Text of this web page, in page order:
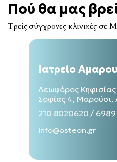
Πού θα μας
Τρείς σύγχρονες κλινικές
Ιατρείο
Λεωφόρος Κηφισίας
Σοφίας 4, Μαρούσι,
210 8020620 /
info@osteon.gr